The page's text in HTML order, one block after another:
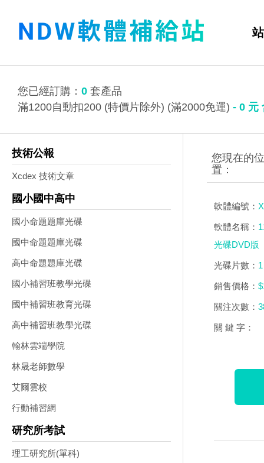
您已經訂購： 0 套產品
滿1200自動扣200 (特價片除外) (滿2000免運) - 0 元
技術公報
Xcdex 技術文章
國小國中高中
國小命題題庫光碟
國中命題題庫光碟
高中命題題庫光碟
國小補習班教學光碟
國中補習班教育光碟
高中補習班教學光碟
翰林雲端學院
林晟老師數學
艾爾雲校
行動補習網
研究所考試
理工研究所(單科)
軟體編號：
軟體名稱：
光碟DVD版
光碟片數： 1
銷售價格：
關注次數：
關 鍵 字：